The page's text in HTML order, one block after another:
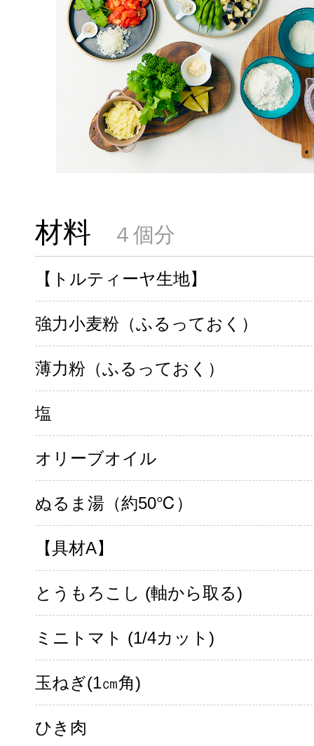
材料 ４個分
【トルティーヤ生地】
強力小麦粉（ふるっておく）
薄力粉（ふるっておく）
塩
オリーブオイル
ぬるま湯（約50℃）
【具材A】
とうもろこし (軸から取る)
ミニトマト (1/4カット)
玉ねぎ(1㎝角)
ひき肉